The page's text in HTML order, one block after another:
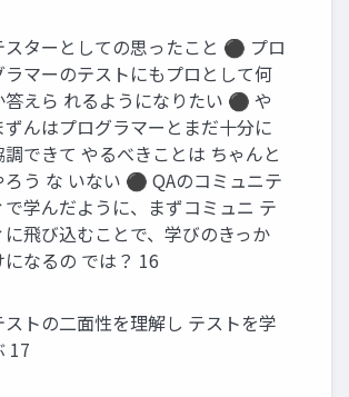
スターとしての思ったこと ⚫ プロ
ラマーのテストにもプロとして何
答えら れるようになりたい ⚫ や
ずんはプログラマーとまだ十分に
調できて やるべきことは ちゃんと
ろう な いない ⚫ QAのコミュニテ
で学んだように、まずコミュニ テ
に飛び込むことで、学びのきっか
になるの では？ 16
ストの二面性を理解し テストを学
17